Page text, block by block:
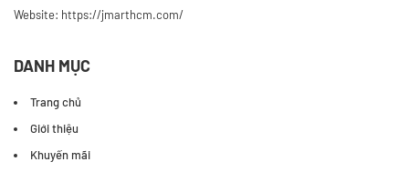
Website: https://jmarthcm.com/
DANH MỤC
Trang chủ
Giới thiệu
Khuyến mãi